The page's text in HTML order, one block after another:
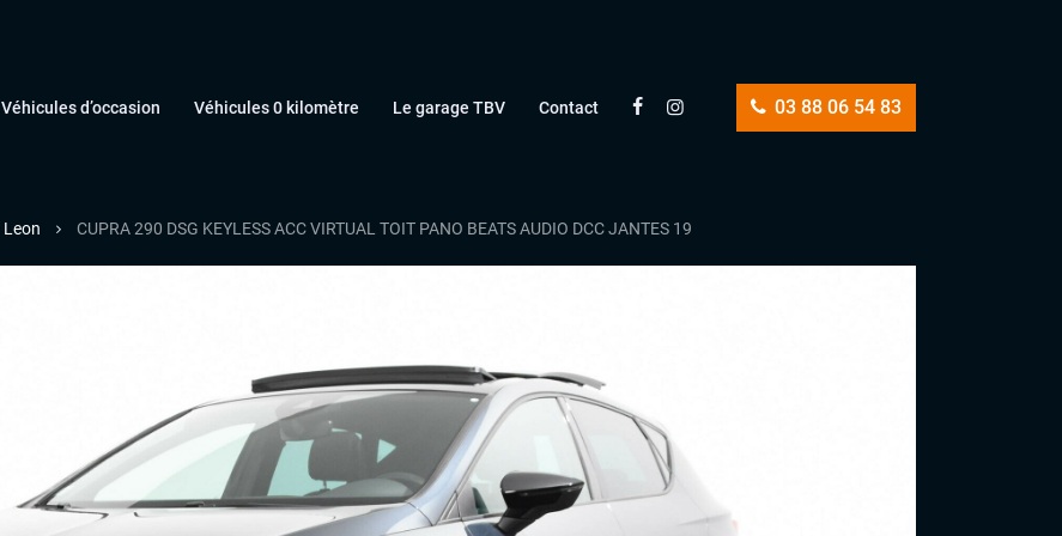
03 88 06 54 83
Véhicules d’occasion Véhicules 0 kilomètre Le garage TBV Contact
Leon CUPRA 290 DSG KEYLESS ACC VIRTUAL TOIT PANO BEATS AUDIO DCC JANTES 19